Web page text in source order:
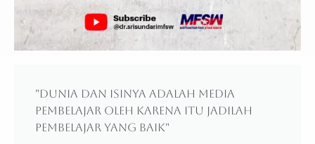
"Dunia dan isinya adalah media
pembelajar oleh karena itu jadilah
pembelajar yang baik"